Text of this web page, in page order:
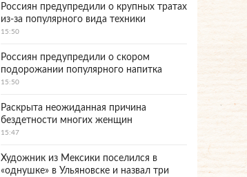
Россиян предупредили о крупных тратах
из-за популярного вида техники
15:50
Россиян предупредили о скором
подорожании популярного напитка
15:50
Раскрыта неожиданная причина
бездетности многих женщин
15:47
Художник из Мексики поселился в
«однушке» в Ульяновске и назвал три